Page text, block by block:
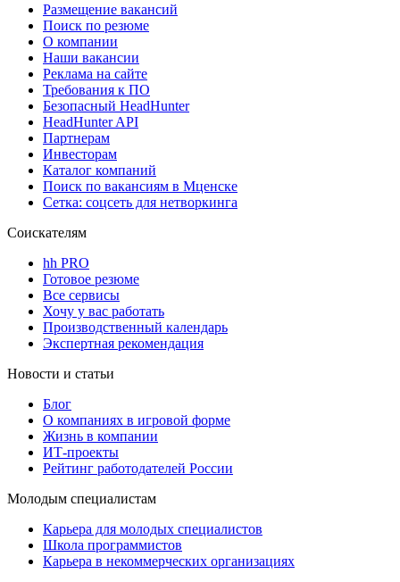
Размещение вакансий
Поиск по резюме
О компании
Наши вакансии
Реклама на сайте
Требования к ПО
Безопасный HeadHunter
HeadHunter API
Партнерам
Инвесторам
Каталог компаний
Поиск по вакансиям в Мценске
Сетка: соцсеть для нетворкинга
Соискателям
hh PRO
Готовое резюме
Все сервисы
Хочу у вас работать
Производственный календарь
Экспертная рекомендация
Новости и статьи
Блог
О компаниях в игровой форме
Жизнь в компании
ИТ-проекты
Рейтинг работодателей России
Молодым специалистам
Карьера для молодых специалистов
Школа программистов
Карьера в некоммерческих организациях